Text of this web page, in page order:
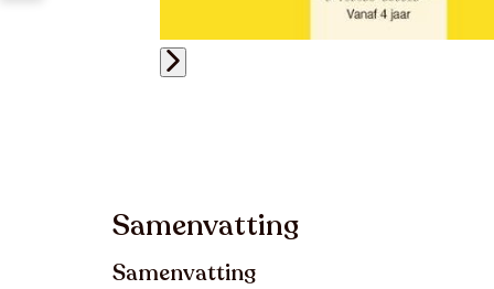
Samenvatting
Samenvatting